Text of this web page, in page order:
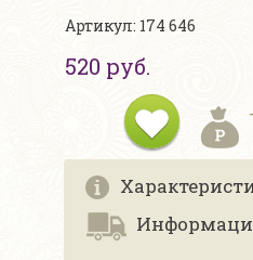
Артикул: 174 646
520 руб.